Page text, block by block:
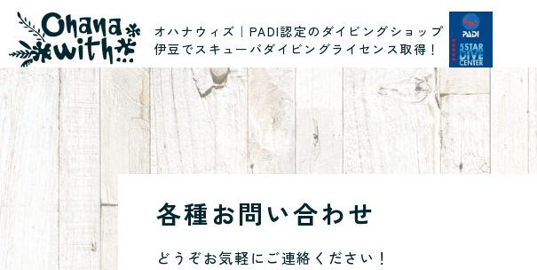
オハナウィズ｜PADI認定のダイビングショップ
伊豆でスキューバダイビングライセンス取得！
各種お問い合わせ
どうぞお気軽にご連絡ください！